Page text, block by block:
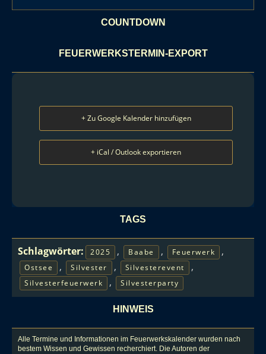
COUNTDOWN
FEUERWERKSTERMIN-EXPORT
+ Zu Google Kalender hinzufügen
+ iCal / Outlook exportieren
TAGS
Schlagwörter: 2025 , Baabe , Feuerwerk ,
Ostsee , Silvester , Silvesterevent ,
Silvesterfeuerwerk , Silvesterparty
HINWEIS
Alle Termine und Informationen im Feuerwerkskalender wurden nach
bestem Wissen und Gewissen recherchiert. Die Autoren der